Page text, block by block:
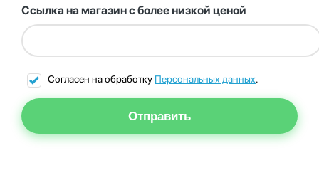
Ссылка на магазин с более низкой ценой
Согласен на обработку Персональных данных.
Отправить